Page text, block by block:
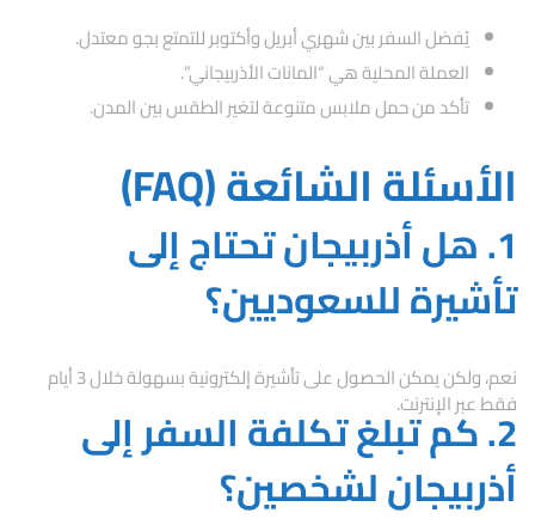
يُفضل السفر بين شهري أبريل وأكتوبر للتمتع بجو معتدل.
العملة المحلية هي “المانات الأذربيجاني”.
تأكد من حمل ملابس متنوعة لتغير الطقس بين المدن.
الأسئلة الشائعة (FAQ)
1. هل أذربيجان تحتاج إلى
تأشيرة للسعوديين؟
نعم، ولكن يمكن الحصول على تأشيرة إلكترونية بسهولة خلال 3 أيام
فقط عبر الإنترنت.
2. كم تبلغ تكلفة السفر إلى
أذربيجان لشخصين؟